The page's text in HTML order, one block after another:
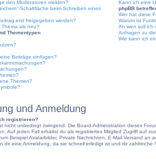
den Moderatoren melden?
Schaltfläche beim Schreiben eines
erst freigegeben werden?
Thema als neu?
Thementypen
Beiträge einfügen?
Themen?
Kann ich eine
phpBB
Wer hat diese
Warum ist
An wen soll ich
Anfragen zu
Wie kann ich
und Anmeldung
registrieren?
nicht unbedingt zwingend. Die Board-Administration dieses
Auf jeden Fall erhältst du als registriertes Mitglied Zugriff auf
Beispiel Avatarbilder, Private Nachrichten, E-Mail-Versand an
dir eine Anmeldung, da sie schnell erledigt ist und dir zahlreiche